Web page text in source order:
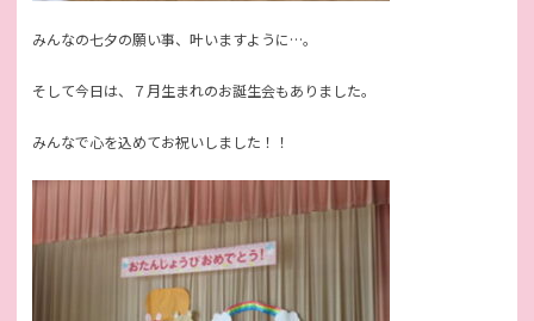
みんなの七夕の願い事、叶いますように…。
そして今日は、７月生まれのお誕生会もありました。
みんなで心を込めてお祝いしました！！